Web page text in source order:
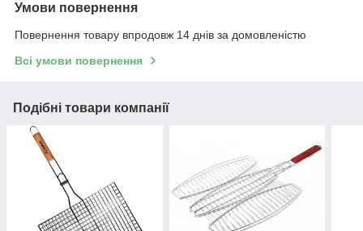
Умови повернення
Повернення товару впродовж 14 днів за домовленістю
Всі умови повернення
Подібні товари компанії